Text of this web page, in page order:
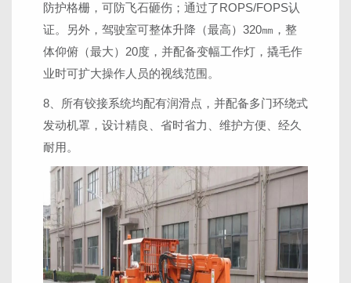
防护格栅，可防飞石砸伤；通过了ROPS/FOPS认
证。另外，驾驶室可整体升降（最高）320㎜，整
体仰俯（最大）20度，并配备变幅工作灯，撬毛作
业时可扩大操作人员的视线范围。
8、所有铰接系统均配有润滑点，并配备多门环绕式
发动机罩，设计精良、省时省力、维护方便、经久
耐用。